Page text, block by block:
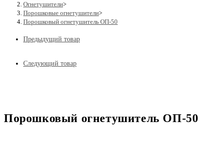
Огнетушители>
Порошковые огнетушители>
Порошковый огнетушитель ОП-50
Предыдущий товар
Следующий товар
Порошковый огнетушитель ОП-50